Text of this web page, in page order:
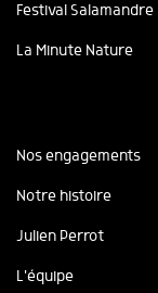
Festival Salamandre
La Minute Nature
Nos engagements
Notre histoire
Julien Perrot
L'équipe